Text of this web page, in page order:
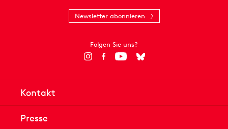
Newsletter abonnieren
Folgen Sie uns?
Kontakt
Presse